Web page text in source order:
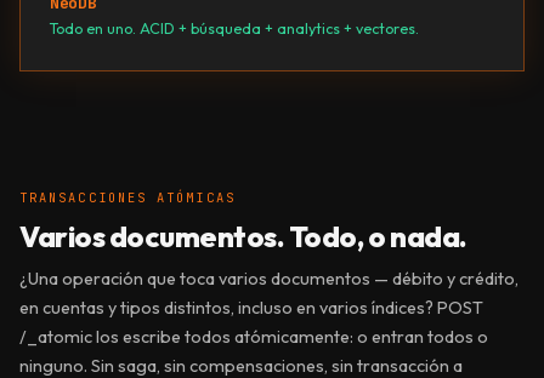
Todo en uno. ACID + búsqueda + analytics + vectores.
TRANSACCIONES ATÓMICAS
Varios documentos.Todo, o nada.
¿Una operación que toca varios documentos — débito y crédito,
en cuentas y tipos distintos, incluso en varios índices? POST
/_atomic los escribe todos atómicamente: o entran todos o
ninguno. Sin saga, sin compensaciones, sin transacción a